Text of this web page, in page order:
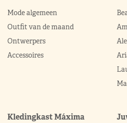
Mode algemeen
Outfit van de maand
Ontwerpers
Accessoires
Kledingkast Máxima